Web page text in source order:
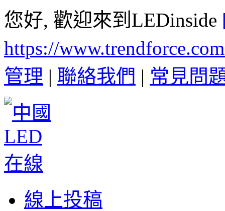
您好, 歡迎來到LEDinside
https://
管理 | 聯絡我們 | 常見問
線上投稿